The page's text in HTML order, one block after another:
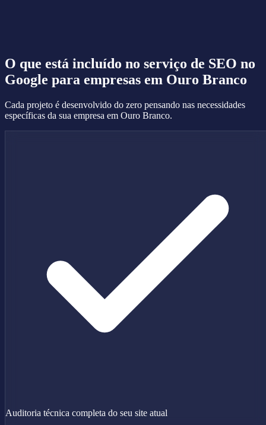
O que está incluído no serviço de SEO no
Google para empresas em Ouro Branco
Cada projeto é desenvolvido do zero pensando nas necessidades
específicas da sua empresa em Ouro Branco.
Auditoria técnica completa do seu site atual